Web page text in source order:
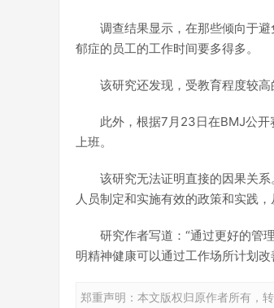
调查结果显示，在那些倾向于
郁症的员工的工作时间要多得多。
该研究还发现，受教育程度较
此外，根据7月23日在BMJ公
上班。
该研究无法证明直接的因果关
人员制定和实施有效的政策和实践
研究作者写道：“通过更好的管
明精神健康可以通过工作场所计划
郑重声明：本文版权归原作者所有，